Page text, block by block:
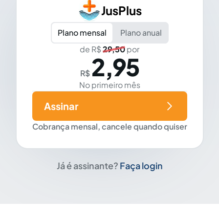
JusPlus
Plano mensal
Plano anual
de R$29,50por
R$ 2,95
No primeiro mês
Cobrança mensal, cancele quando quiser
Assinar
Já é assinante? Faça login